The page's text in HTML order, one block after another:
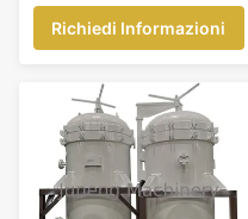
20 m2
Richiedi Informazioni